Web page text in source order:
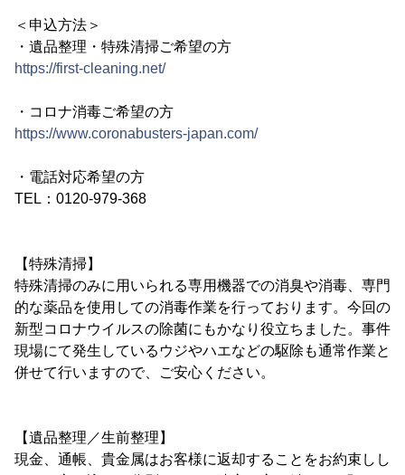
＜申込方法＞
・遺品整理・特殊清掃ご希望の方
https://first-cleaning.net/
・コロナ消毒ご希望の方
https://www.coronabusters-japan.com/
・電話対応希望の方
TEL：0120-979-368
【特殊清掃】
特殊清掃のみに用いられる専用機器での消臭や消毒、専門
的な薬品を使用しての消毒作業を行っております。今回の
新型コロナウイルスの除菌にもかなり役立ちました。事件
現場にて発生しているウジやハエなどの駆除も通常作業と
併せて行いますので、ご安心ください。
【遺品整理／生前整理】
現金、通帳、貴金属はお客様に返却することをお約束しし